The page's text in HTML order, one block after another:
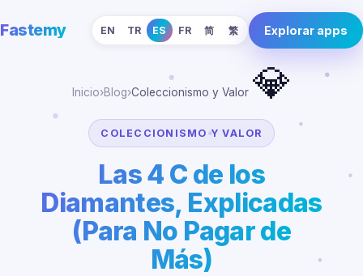
Fastemy EN TR ES FR 简 繁 Explorar apps
Inicio›Blog›Coleccionismo y Valor 💎
COLECCIONISMO Y VALOR
Las 4 C de los
Diamantes, Explicadas
(Para No Pagar de
Más)